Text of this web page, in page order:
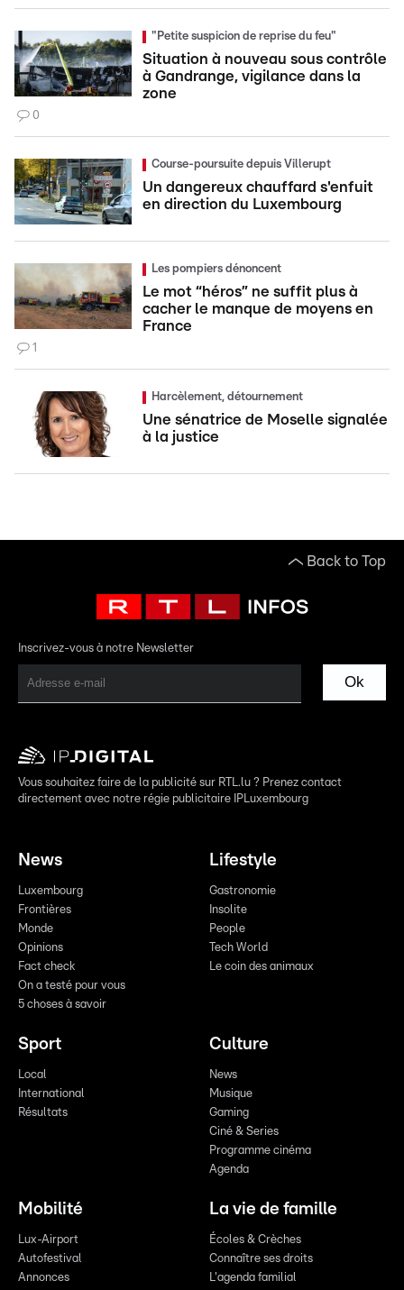
"Petite suspicion de reprise du feu"
Situation à nouveau sous contrôle
à Gandrange, vigilance dans la
zone
0
Course-poursuite depuis Villerupt
Un dangereux chauffard s'enfuit
en direction du Luxembourg
Les pompiers dénoncent
Le mot “héros” ne suffit plus à
cacher le manque de moyens en
France
1
Harcèlement, détournement
Une sénatrice de Moselle signalée
à la justice
Back to Top
Inscrivez-vous à notre Newsletter
Ok
Vous souhaitez faire de la publicité sur RTL.lu ? Prenez contact
directement avec notre régie publicitaire IPLuxembourg
News
Luxembourg
Frontières
Monde
Opinions
Fact check
On a testé pour vous
5 choses à savoir
Lifestyle
Gastronomie
Insolite
People
Tech World
Le coin des animaux
Sport
Local
International
Résultats
Culture
News
Musique
Gaming
Ciné & Series
Programme cinéma
Agenda
Mobilité
Lux-Airport
Autofestival
Annonces
La vie de famille
Écoles & Crèches
Connaître ses droits
L'agenda familial